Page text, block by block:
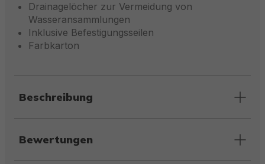
Drainagelöcher zur Vermeidung von
Wasseransammlungen
Inklusive Befestigungsseilen
Farbkarton
Beschreibung
Bewertungen